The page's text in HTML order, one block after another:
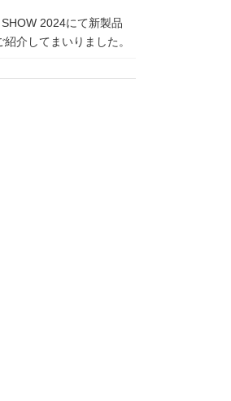
2024にて新製品
紹介してまいりました。